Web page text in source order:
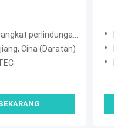
perlindungan lonjakan
Cina (Daratan)